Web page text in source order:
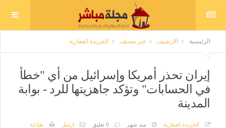
الرئيسية الارشيف غير مصنف الجريدة العقارية
إيران تحذر أمريكا وإسرائيل من أي "خطأ
في الحسابات" وتؤكد جاهزيتها للرد - بوابة
المدينة
الجريدة العقارية منذ شهر 0 تعليق ارسل
طباعة